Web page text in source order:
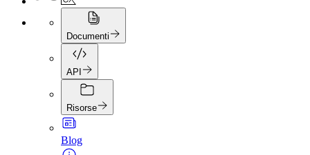
Documenti
API
Risorse
Blog